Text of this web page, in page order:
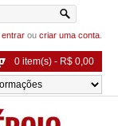
entrar ou criar uma conta
0 item(s) - R$ 0,00